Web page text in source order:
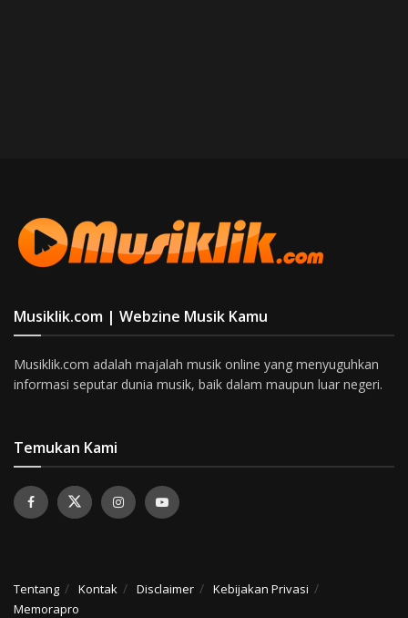
Musiklik.com | Webzine Musik Kamu
Musiklik.com adalah majalah musik online yang menyuguhkan
informasi seputar dunia musik, baik dalam maupun luar negeri.
Temukan Kami
Tentang Kontak Disclaimer
Kebijakan Privasi
Memorapro